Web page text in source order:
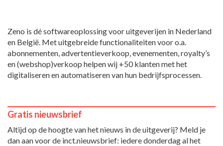
Zeno is dé softwareoplossing voor uitgeverijen in Nederland
en België. Met uitgebreide functionaliteiten voor o.a.
abonnementen, advertentieverkoop, evenementen, royalty’s
en (webshop)verkoop helpen wij +50 klanten met het
digitaliseren en automatiseren van hun bedrijfsprocessen.
Gratis nieuwsbrief
Altijd op de hoogte van het nieuws in de uitgeverij? Meld je
dan aan voor de inct.nieuwsbrief: iedere donderdag al het